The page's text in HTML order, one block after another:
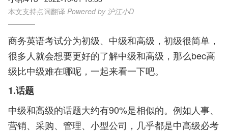
本文支持点词翻译 Powered by 沪江小D
商务英语考试分为初级、中级和高级，初级很简单，
很多人就会想要更好的了解中级和高级，那么bec高
级比中级难在哪呢，一起来看一下吧。
1.话题
中级和高级的话题大约有90%是相似的。例如人事、
营销、采购、管理、小型公司，几乎都是中高级必考